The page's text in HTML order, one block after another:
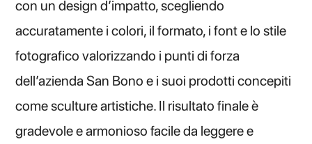
con un design d’impatto, scegliendo
accuratamente i colori, il formato, i font e lo stile
fotografico valorizzando i punti di forza
dell’azienda San Bono e i suoi prodotti concepiti
come sculture artistiche. Il risultato finale è
gradevole e armonioso facile da leggere e